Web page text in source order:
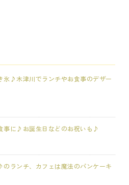
氷♪木津川でランチやお食事のデザー
事に♪お誕生日などのお祝いも♪
ランチ、カフェは魔法のパンケーキ